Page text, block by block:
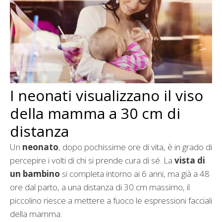
I neonati visualizzano il viso
della mamma a 30 cm di
distanza
Un neonato, dopo pochissime ore di vita, è in grado di
percepire i volti di chi si prende cura di sé. La vista di
un bambino si completa intorno ai 6 anni, ma già a 48
ore dal parto, a una distanza di 30 cm massimo, il
piccolino riesce a mettere a fuoco le espressioni facciali
della mamma.